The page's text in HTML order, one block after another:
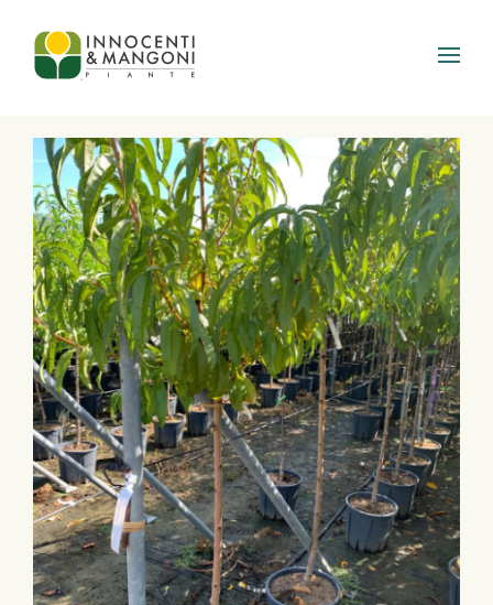
Skip to main content